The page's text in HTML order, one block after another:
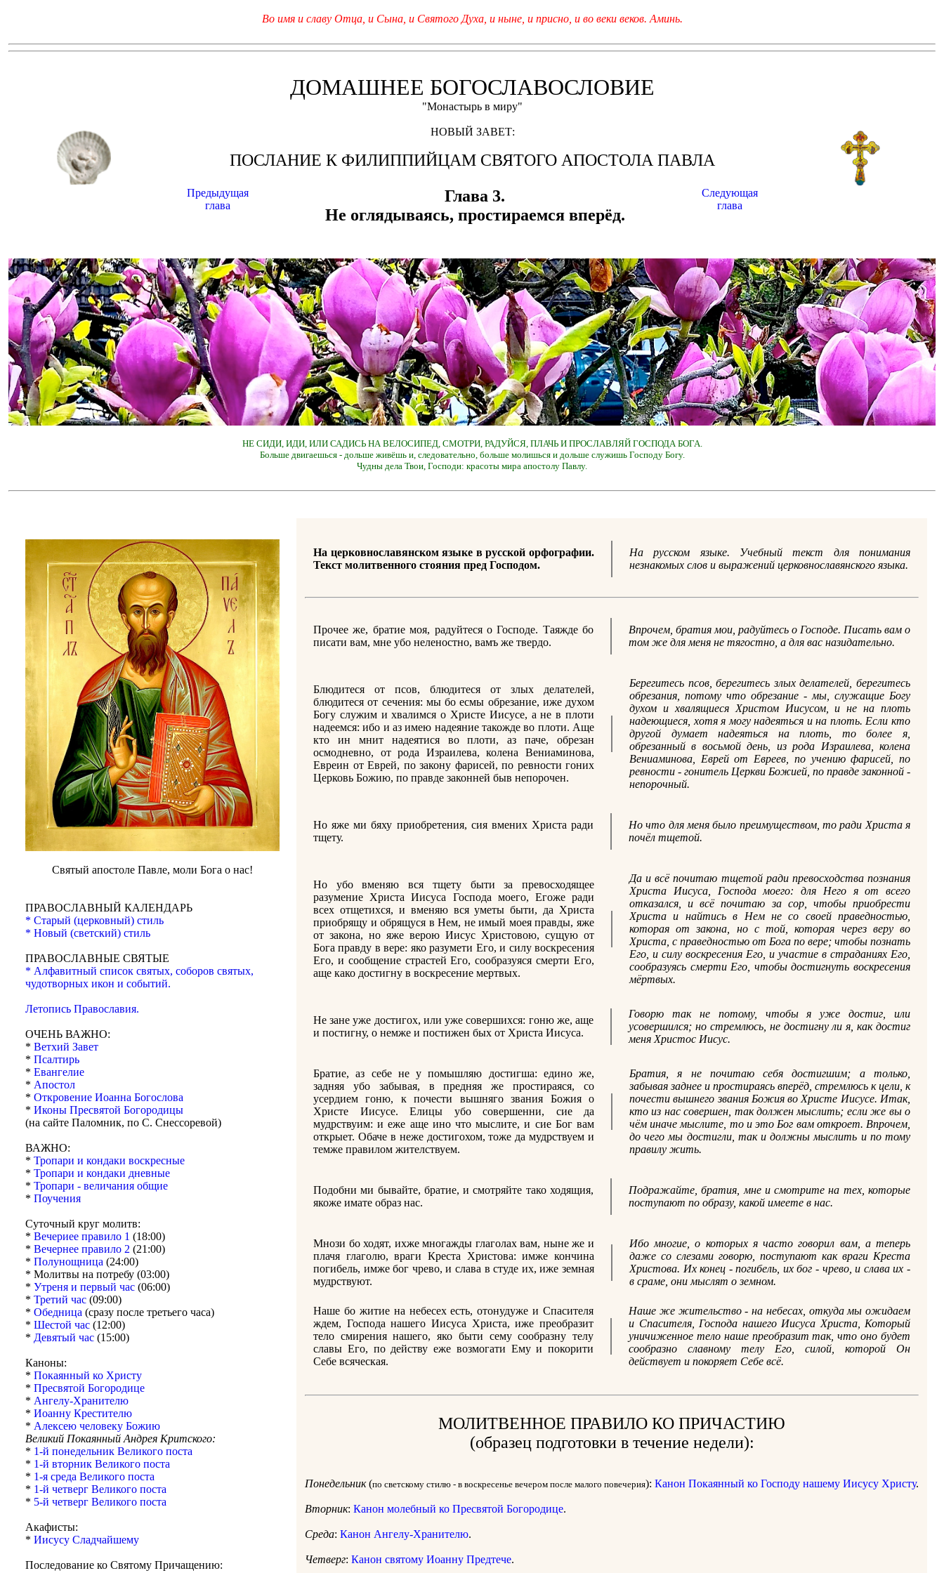
Во имя и славу Отца, и Сына, и Святого Духа, и ныне, и присно, и во веки веков. Аминь.
ДОМАШНЕЕ БОГОСЛАВОСЛОВИЕ
"Монастырь в миру"
НОВЫЙ ЗАВЕТ:
ПОСЛАНИЕ К ФИЛИППИЙЦАМ СВЯТОГО АПОСТОЛА ПАВЛА
Предыдущая
глава
Глава 3.
Не оглядываясь, простираемся вперёд.
Следующая
глава
НЕ СИДИ, ИДИ, ИЛИ САДИСЬ НА ВЕЛОСИПЕД, СМОТРИ, РАДУЙСЯ, ПЛАЧЬ И ПРОСЛАВЛЯЙ ГОСПОДА БОГА.
Больше двигаешься - дольше живёшь и, следовательно, больше молишься и дольше служишь Господу Богу.
Чудны дела Твои, Господи: красоты мира апостолу Павлу.
Святый апостоле Павле, моли Бога о нас!
ПРАВОСЛАВНЫЙ КАЛЕНДАРЬ
* Старый (церковный) стиль
* Новый (светский) стиль
ПРАВОСЛАВНЫЕ СВЯТЫЕ
* Алфавитный список святых, соборов святых,
чудотворных икон и событий.
Летопись Православия.
ОЧЕНЬ ВАЖНО:
* Ветхий Завет
* Псалтирь
* Евангелие
* Апостол
* Откровение Иоанна Богослова
* Иконы Пресвятой Богородицы
(на сайте Паломник, по С. Снессоревой)
ВАЖНО:
* Тропари и кондаки воскресные
* Тропари и кондаки дневные
* Тропари - величания общие
* Поучения
Суточный круг молитв:
* Вечериее правило 1 (18:00)
* Вечернее правило 2 (21:00)
* Полунощница (24:00)
* Молитвы на потребу (03:00)
* Утреня и первый час (06:00)
* Третий час (09:00)
* Обедница (сразу после третьего часа)
* Шестой час (12:00)
* Девятый час (15:00)
Каноны:
* Покаянный ко Христу
* Пресвятой Богородице
* Ангелу-Хранителю
* Иоанну Крестителю
* Алексею человеку Божию
Великий Покаянный Андрея Критского:
* 1-й понедельник Великого поста
* 1-й вторник Великого поста
* 1-я среда Великого поста
* 1-й четверг Великого поста
* 5-й четверг Великого поста
Акафисты:
* Иисусу Сладчайшему
Последование ко Святому Причащению:
На церковнославянском языке в русской орфографии.
Текст молитвенного стояния пред Господом.
На русском языке. Учебный текст для понимания
незнакомых слов и выражений церковнославянского языка.
Прочее же, братие моя, радуйтеся о Господе. Таяжде бо
писати вам, мне убо неленостно, вамъ же твердо.
Впрочем, братия мои, радуйтесь о Господе. Писать вам о
том же для меня не тягостно, а для вас назидательно.
Блюдитеся от псов, блюдитеся от злых делателей,
блюдитеся от сечения: мы бо есмы обрезание, иже духом
Богу служим и хвалимся о Христе Иисусе, а не в плоти
надеемся: ибо и аз имею надеяние такожде во плоти. Аще
кто ин мнит надеятися во плоти, аз паче, обрезан
осмодневно, от рода Израилева, колена Вениаминова,
Евреин от Еврей, по закону фарисей, по ревности гоних
Церковь Божию, по правде законней быв непорочен.
Берегитесь псов, берегитесь злых делателей, берегитесь
обрезания, потому что обрезание - мы, служащие Богу
духом и хвалящиеся Христом Иисусом, и не на плоть
надеющиеся, хотя я могу надеяться и на плоть. Если кто
другой думает надеяться на плоть, то более я,
обрезанный в восьмой день, из рода Израилева, колена
Вениаминова, Еврей от Евреев, по учению фарисей, по
ревности - гонитель Церкви Божией, по правде законной -
непорочный.
Но яже ми бяху приобретения, сия вмених Христа ради
тщету.
Но что для меня было преимуществом, то ради Христа я
почёл тщетой.
Но убо вменяю вся тщету быти за превосходящее
разумение Христа Иисуса Господа моего, Егоже ради
всех отщетихся, и вменяю вся уметы быти, да Христа
приобрящу и обрящуся в Нем, не имый моея правды, яже
от закона, но яже верою Иисус Христовою, сущую от
Бога правду в вере: яко разумети Его, и силу воскресения
Его, и сообщение страстей Его, сообразуяся смерти Его,
аще како достигну в воскресение мертвых.
Да и всё почитаю тщетой ради превосходства познания
Христа Иисуса, Господа моего: для Него я от всего
отказался, и всё почитаю за сор, чтобы приобрести
Христа и найтись в Нем не со своей праведностью,
которая от закона, но с той, которая через веру во
Христа, с праведностью от Бога по вере; чтобы познать
Его, и силу воскресения Его, и участие в страданиях Его,
сообразуясь смерти Его, чтобы достигнуть воскресения
мёртвых.
Не зане уже достигох, или уже совершихся: гоню же, аще
и постигну, о немже и постижен бых от Христа Иисуса.
Говорю так не потому, чтобы я уже достиг, или
усовершился; но стремлюсь, не достигну ли я, как достиг
меня Христос Иисус.
Братие, аз себе не у помышляю достигша: едино же,
задняя убо забывая, в предняя же простираяся, со
усердием гоню, к почести вышняго звания Божия о
Христе Иисусе. Елицы убо совершенни, сие да
мудрствуим: и еже аще ино что мыслите, и сие Бог вам
открыет. Обаче в неже достигохом, тоже да мудрствуем и
темже правилом жителствуем.
Братия, я не почитаю себя достигшим; а только,
забывая заднее и простираясь вперёд, стремлюсь к цели, к
почести вышнего звания Божия во Христе Иисусе. Итак,
кто из нас совершен, так должен мыслить; если же вы о
чём иначе мыслите, то и это Бог вам откроет. Впрочем,
до чего мы достигли, так и должны мыслить и по тому
правилу жить.
Подобни ми бывайте, братие, и смотряйте тако ходящия,
якоже имате образ нас.
Подражайте, братия, мне и смотрите на тех, которые
поступают по образу, какой имеете в нас.
Мнози бо ходят, ихже многажды глаголах вам, ныне же и
плачя глаголю, враги Креста Христова: имже кончина
погибель, имже бог чрево, и слава в студе их, иже земная
мудрствуют.
Ибо многие, о которых я часто говорил вам, а теперь
даже со слезами говорю, поступают как враги Креста
Христова. Их конец - погибель, их бог - чрево, и слава их -
в сраме, они мыслят о земном.
Наше бо житие на небесех есть, отонудуже и Спасителя
ждем, Господа нашего Иисуса Христа, иже преобразит
тело смирения нашего, яко быти сему сообразну телу
славы Его, по действу еже возмогати Ему и покорити
Себе всяческая.
Наше же жительство - на небесах, откуда мы ожидаем
и Спасителя, Господа нашего Иисуса Христа, Который
уничиженное тело наше преобразит так, что оно будет
сообразно славному телу Его, силой, которой Он
действует и покоряет Себе всё.
МОЛИТВЕННОЕ ПРАВИЛО КО ПРИЧАСТИЮ
(образец подготовки в течение недели):
Понедельник(по светскому стилю - в воскресенье вечером после малого повечерия): Канон Покаянный ко Господу нашему Иисусу Христу.
Вторник: Канон молебный ко Пресвятой Богородице.
Среда: Канон Ангелу-Хранителю.
Четверг: Канон святому Иоанну Предтече.